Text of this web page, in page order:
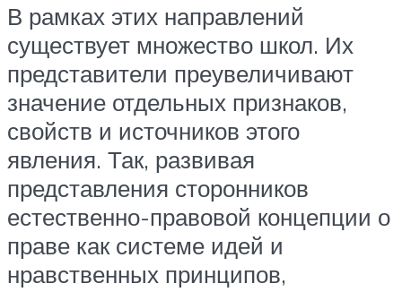
В рамках этих направлений
существует множество школ. Их
представители преувеличивают
значение отдельных признаков,
свойств и источников этого
явления. Так, развивая
представления сторонников
естественно-правовой концепции о
праве как системе идей и
нравственных принципов,